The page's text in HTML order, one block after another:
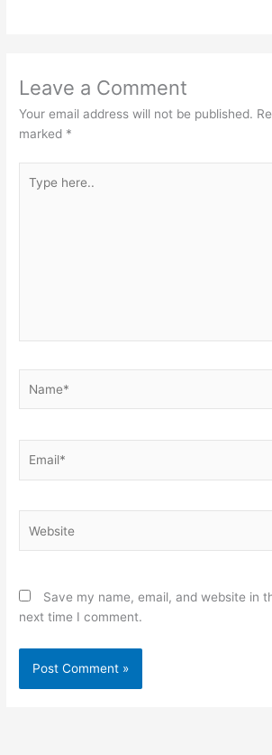
Leave a Comment
Your email address will not be published.
marked *
here..
Save my name, email, and website in
next time I comment.